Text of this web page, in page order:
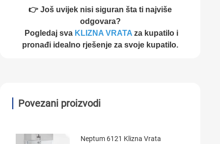
👉 Još uvijek nisi siguran šta ti najviše
odgovara?
Pogledaj sva KLIZNA VRATAza kupatilo i
pronađi idealno rješenje za svoje kupatilo.
Povezani proizvodi
Neptum 6121 Klizna Vrata